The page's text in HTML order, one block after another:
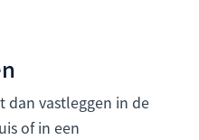
dan vastleggen in de
of in een